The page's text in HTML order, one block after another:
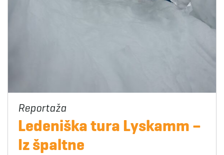
Ledeniška tura Lyskamm –
Iz špaltne